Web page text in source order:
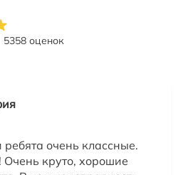
5358 оценок
очень классные.
Очень круто, хорошие